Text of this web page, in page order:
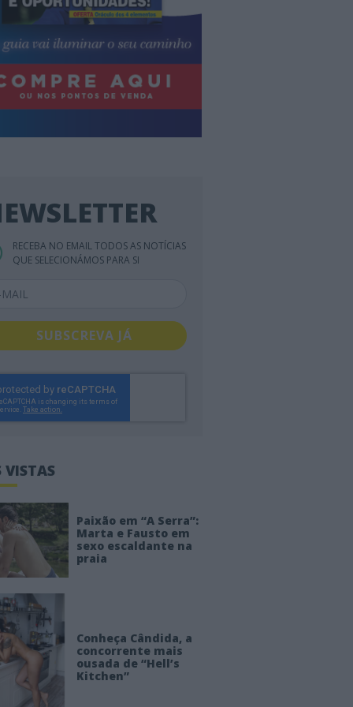
RECEBA NO EMAIL TODOS AS NOTÍCIAS
QUE SELECIONÁMOS PARA SI
SUBSCREVA JÁ
VISTAS
Paixão em “A Serra”:
Marta e Fausto em
sexo escaldante na
praia
Conheça Cândida, a
concorrente mais
ousada de “Hell’s
Kitchen”